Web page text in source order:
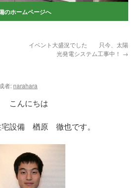
のホームページへ
イベント大盛況でした 只今、太陽
光発電システム工事中！ →
者: narahara
こんにちは
宅設備 楢原 徹也です。